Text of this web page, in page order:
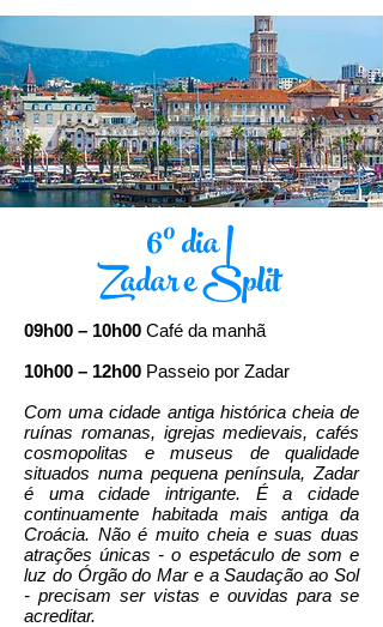
6º dia |
Zadar e Split
09h00 – 10h00 Café da manhã
10h00 – 12h00 Passeio por Zadar
Com uma cidade antiga histórica cheia de
ruínas romanas, igrejas medievais, cafés
cosmopolitas e museus de qualidade
situados numa pequena península, Zadar
é uma cidade intrigante. É a cidade
continuamente habitada mais antiga da
Croácia. Não é muito cheia e suas duas
atrações únicas - o espetáculo de som e
luz do Órgão do Mar e a Saudação ao Sol
- precisam ser vistas e ouvidas para se
acreditar.